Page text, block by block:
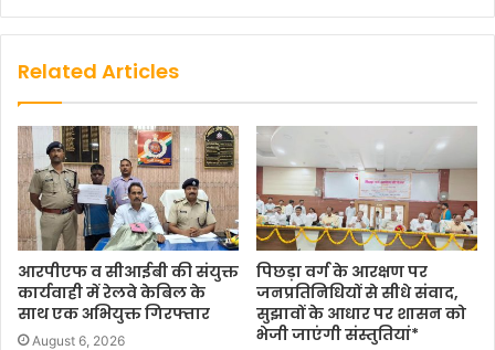
Related Articles
आरपीएफ व सीआईबी की संयुक्त
कार्यवाही में रेलवे केबिल के
साथ एक अभियुक्त गिरफ्तार
August 6, 2026
पिछड़ा वर्ग के आरक्षण पर
जनप्रतिनिधियों से सीधे संवाद,
सुझावों के आधार पर शासन को
भेजी जाएंगी संस्तुतियां*